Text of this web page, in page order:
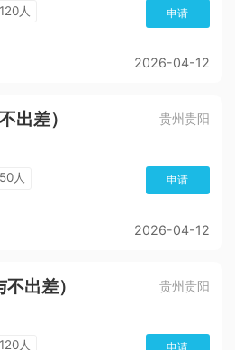
120人 申请
2026-04-12
出差） 贵州贵阳
50人 申请
2026-04-12
出差） 贵州贵阳
120人 申请